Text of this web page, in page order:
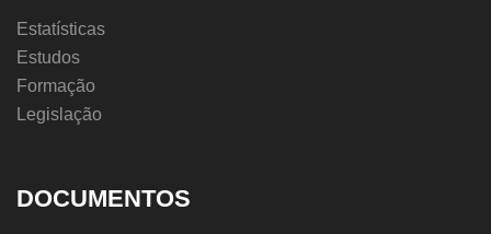
Estatísticas
Estudos
Formação
Legislação
DOCUMENTOS